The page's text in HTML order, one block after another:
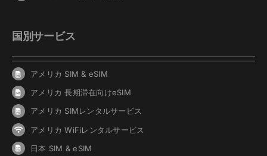
国別サービス
アメリカ SIM & eSIM
アメリカ 長期滞在向けeSIM
アメリカ SIMレンタルサービス
アメリカ WiFiレンタルサービス
日本 SIM & eSIM